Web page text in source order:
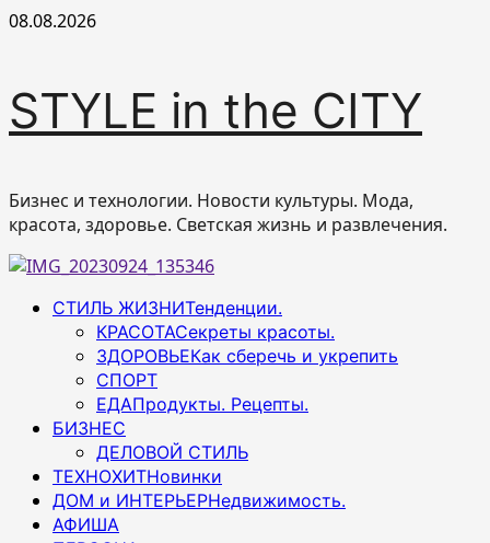
Перейти
08.08.2026
STYLE in the CITY
Бизнес и технологии. Новости культуры. Мода,
красота, здоровье. Светская жизнь и развлечения.
Основное
СТИЛЬ ЖИЗНИТенденции.
КРАСОТАСекреты красоты.
ЗДОРОВЬЕКак сберечь и укрепить
СПОРТ
ЕДАПродукты. Рецепты.
БИЗНЕС
ДЕЛОВОЙ СТИЛЬ
ТЕХНОХИТНовинки
ДОМ и ИНТЕРЬЕРНедвижимость.
АФИША